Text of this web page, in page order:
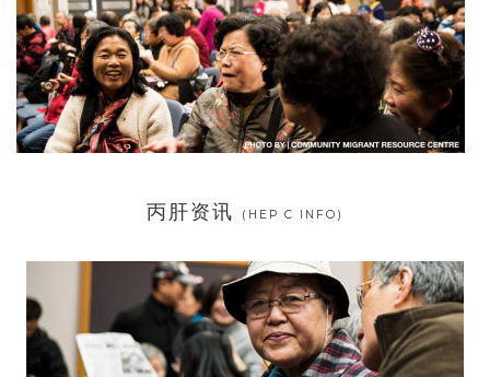
丙肝资讯 (HEP C INFO)